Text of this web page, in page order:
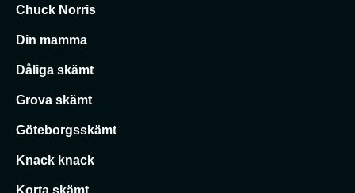
Chuck Norris
Din mamma
Dåliga skämt
Grova skämt
Göteborgsskämt
Knack knack
Korta skämt